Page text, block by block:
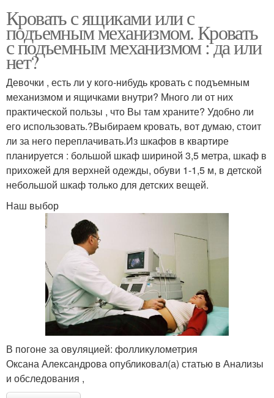
Кровать с ящиками или с
подъемным механизмом. Кровать
с подъемным механизмом : да или
нет?
Девочки , есть ли у кого-нибудь кровать с подъемным
механизмом и ящичками внутри? Много ли от них
практической пользы , что Вы там храните? Удобно ли
его использовать.?Выбираем кровать, вот думаю, стоит
ли за него переплачивать.Из шкафов в квартире
планируется : большой шкаф шириной 3,5 метра, шкаф в
прихожей для верхней одежды, обуви 1-1,5 м, в детской
небольшой шкаф только для детских вещей.
Наш выбор
В погоне за овуляцией: фолликулометрия
Оксана Александрова опубликовал(а) статью в Анализы
и обследования ,